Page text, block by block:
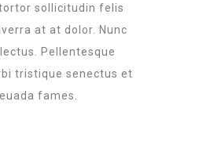
sollicitudin felis
at at dolor. Nunc
Pellentesque
tristique senectus et
fames.